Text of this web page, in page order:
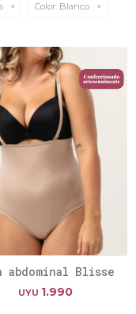
Color: Blanco
abdominal Blisse
UYU 1.990